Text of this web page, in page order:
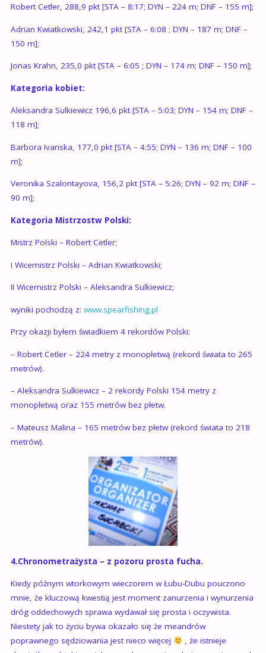
Robert Cetler, 288,9 pkt [STA – 8:17; DYN – 224 m; DNF – 155 m];
Adrian Kwiatkowski, 242,1 pkt [STA – 6:08 ; DYN – 187 m; DNF –
150 m];
Jonas Krahn, 235,0 pkt [STA – 6:05 ; DYN – 174 m; DNF – 150 m];
Kategoria kobiet:
Aleksandra Sulkiewicz 196,6 pkt [STA – 5:03; DYN – 154 m; DNF –
118 m];
Barbora Ivanska, 177,0 pkt [STA – 4:55; DYN – 136 m; DNF – 100
m];
Veronika Szalontayova, 156,2 pkt [STA – 5:26; DYN – 92 m; DNF –
90 m];
Kategoria Mistrzostw Polski:
Mistrz Polski – Robert Cetler;
I Wicemistrz Polski – Adrian Kwiatkowski;
II Wicemistrz Polski – Aleksandra Sulkiewicz;
wyniki pochodzą z: www.spearfishing.pl
Przy okazji byłem świadkiem 4 rekordów Polski:
– Robert Cetler – 224 metry z monopłetwą (rekord świata to 265
metrów).
– Aleksandra Sulkiewicz – 2 rekordy Polski 154 metry z
monopłetwą oraz 155 metrów bez płetw.
– Mateusz Malina – 165 metrów bez płetw (rekord świata to 218
metrów).
4.Chronometrażysta – z pozoru prosta fucha.
Kiedy późnym wtorkowym wieczorem w Łubu-Dubu pouczono
mnie, że kluczową kwestią jest moment zanurzenia i wynurzenia
dróg oddechowych sprawa wydawał się prosta i oczywista.
Niestety jak to życiu bywa okazało się że meandrów
poprawnego sędziowania jest nieco więcej
, że istnieje